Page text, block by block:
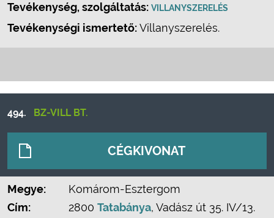
Tevékenység, szolgáltatás: VILLANYSZERELÉS
Tevékenységi ismertető:Villanyszerelés.
494. BZ-VILL BT.
CÉGKIVONAT
Megye:
Komárom-Esztergom
Cím:
2800 Tatabánya, Vadász út 35. IV/13.